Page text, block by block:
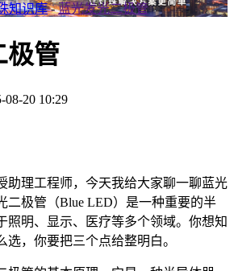
知识库-蓝光发光二极管
极管
20 10:29
助理工程师，今天我给大家聊一聊蓝光
二极管（Blue LED）是一种重要的半
照明、显示、医疗等多个领域。你想知
，你要把三个点给整明白。